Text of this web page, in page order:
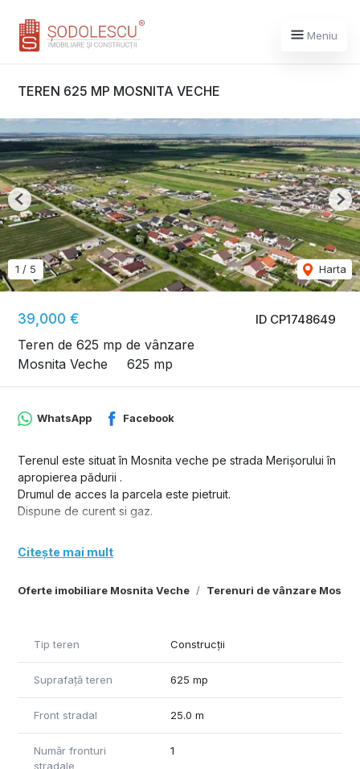
Meniu
TEREN 625 MP MOSNITA VECHE
ID CP1748649
39,000 €
Teren de 625 mp de vânzare
Mosnita Veche
625 mp
1 / 5 Harta
Previous
Oferte imobiliare Mosnita Veche Terenuri de vânzare
WhatsApp Facebook
Terenul este situat în Mosnita veche pe strada Merișorului în
apropierea pădurii .
Drumul de acces la parcela este pietruit.
Dispune de curent si gaz.
Citește mai mult
Tip teren Construcții
Suprafață teren 625 mp
Front stradal 25.0 m
Număr fronturi
stradale
1